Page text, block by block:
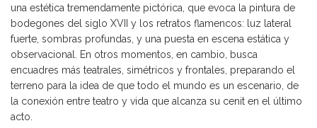
una estética tremendamente pictórica, que evoca la pintura de
bodegones del siglo XVII y los retratos flamencos: luz lateral
fuerte, sombras profundas, y una puesta en escena estática y
observacional. En otros momentos, en cambio, busca
encuadres más teatrales, simétricos y frontales, preparando el
terreno para la idea de que todo el mundo es un escenario, de
la conexión entre teatro y vida que alcanza su cenit en el último
acto.